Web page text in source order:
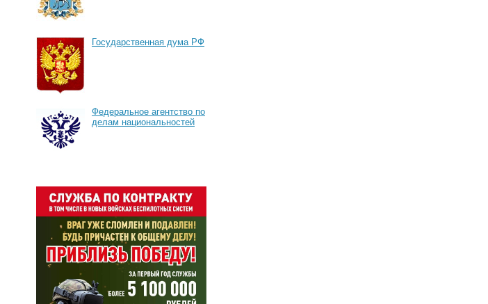
Государственная дума РФ
Федеральное агентство по
делам национальностей